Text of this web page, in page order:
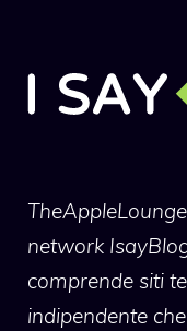
TheAppleLounge
network
comprende siti
indipendente